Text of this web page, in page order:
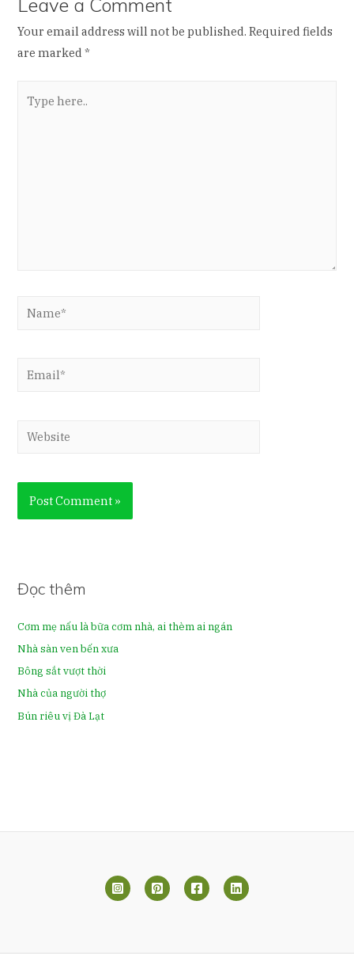
Leave a Comment
Your email address will not be published. Required fields
are marked*
here..
Name*
Email*
Website
Đọc thêm
Cơm mẹ nấu là bữa cơm nhà, ai thèm ai ngán
Nhà sàn ven bến xưa
Bông sắt vượt thời
Nhà của người thợ
Bún riêu vị Đà Lạt